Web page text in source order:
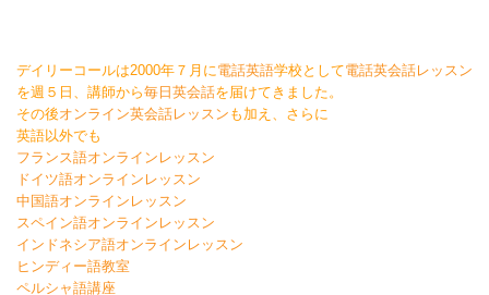
デイリーコールは2000年７月に電話英語学校として電話英会話レッスン
を週５日、講師から毎日英会話を届けてきました。
その後オンライン英会話レッスン も加え、さらに
英語以外でも
フランス語オンラインレッスン
ドイツ語オンラインレッスン
中国語オンラインレッスン
スペイン語オンラインレッスン
インドネシア語オンラインレッスン
ヒンディー語教室
ペルシャ語講座